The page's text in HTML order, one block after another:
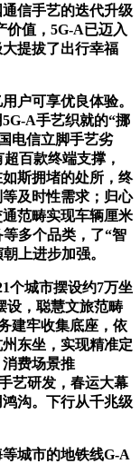
信手艺的迭代升级
价值，5G-A已迈入
提拔了出行幸福
可享优良体验。
A手艺织就的“挪
电信立脚手艺劣
百款终端支撑，
斯拥堵的处所，终
及时性需求；归心
范畴实现车辆厘米
多个品类，了“智
上进步加强。
城市摆设约7万坐
设，聪慧文旅范畴
建牢收集底座，依
东坐，实现精准定
费场景推
艺研发，春运大幕
沟。下行从千兆级
城市的地铁线G-A